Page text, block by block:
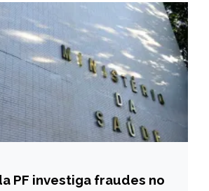
PF investiga fraudes no